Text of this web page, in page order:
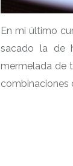
En mi último
sacado la de
mermelada de
combinaciones